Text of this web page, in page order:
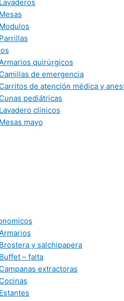
Lavaderos
Mesas
Modulos
Parrillas
quirúrgicos
Camillas de emergencia
Carritos de atención médica y
Cunas pediátricas
Lavadero clinicos
Mesas mayo
Brostera y salchipapera
Buffet – falta
Campanas extractoras
Cocinas
Estantes